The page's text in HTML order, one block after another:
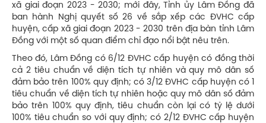
xã giai đoạn 2023 - 2030; mới đây, Tỉnh ủy Lâm Đồng đã
ban hành Nghị quyết số 26 về sắp xếp các ĐVHC cấp
huyện, cấp xã giai đoạn 2023 - 2030 trên địa bàn tỉnh Lâm
Đồng với một số quan điểm chỉ đạo nổi bật nêu trên.
Theo đó, Lâm Đồng có 6/12 ĐVHC cấp huyện có đồng thời
cả 2 tiêu chuẩn về diện tích tự nhiên và quy mô dân số
đảm bảo trên 100% quy định; có 3/12 ĐVHC cấp huyện có 1
tiêu chuẩn về diện tích tự nhiên hoặc quy mô dân số đảm
bảo trên 100% quy định, tiêu chuẩn còn lại có tỷ lệ dưới
100% tiêu chuẩn so với quy định; có 2/12 ĐVHC cấp huyện